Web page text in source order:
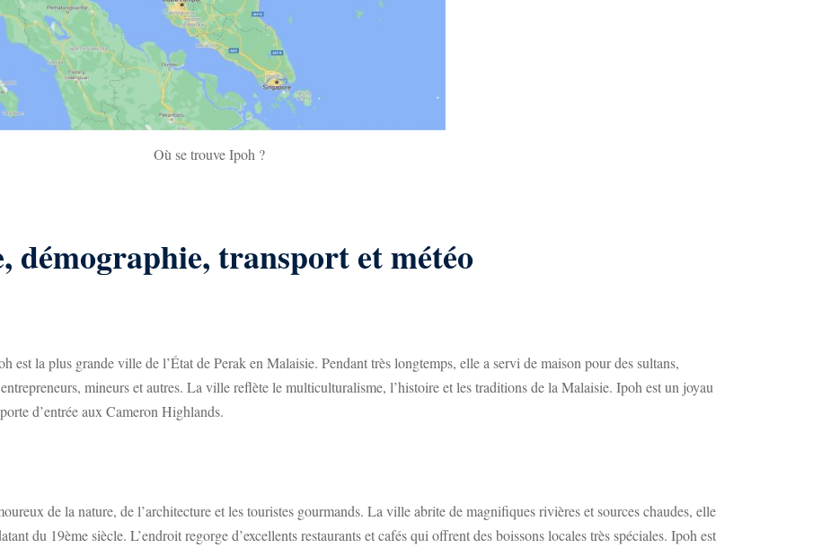
Où se trouve Ipoh ?
transport et météo
est la plus grande ville del’Étatde Perak en Malaisie. Pendant très longtemps, elle a servi de maison pour des sultans,
mineurs et autres. La ville reflète le multiculturalisme, l’histoire et les traditions de la Malaisie. Ipoh est un joyau
d’entrée aux Cameron Highlands.
de la nature, de l’architecture et les touristes gourmands. La ville abrite de magnifiques rivières et sources chaudes, elle
du 19ème siècle. L’endroit regorge d’excellents restaurants et cafés qui offrent des boissons locales très spéciales. Ipoh est